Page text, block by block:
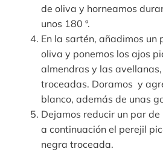
de oliva y horneamos
unos 180 º.
En la sartén, añadimos un
oliva y ponemos los ajos
almendras y las
troceadas. Doramos y
blanco, además de unas
Dejamos reducir un par
a continuación el perejil
negra troceada.